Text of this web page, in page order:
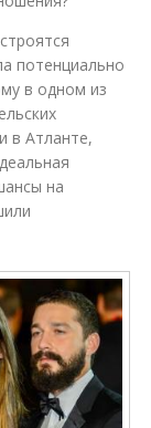
потенциально
в одном из
в Атланте,
на